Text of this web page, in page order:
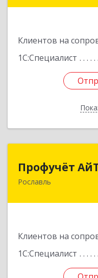
Клиентов на
1С:Специалист
Профучёт
Рославль
Клиентов на
1С:Специалист
216500,